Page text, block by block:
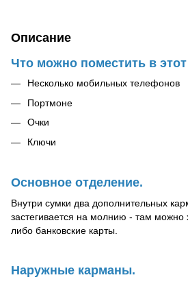
Описание
Что можно поместить в
Несколько мобильных телефонов
Портмоне
Очки
Ключи
Основное отделение.
Внутри сумки два дополнительных
застегивается на молнию - там можно
либо банковские карты.
Наружные карманы.